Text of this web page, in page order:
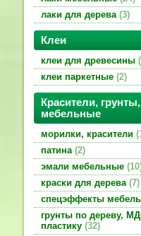
лаки для дерева 3
Клеи
клеи для древесины
клеи паркетные 2
Красители, грунты, эмали
мебельные
морилки, красители
патина 2
эмали мебельные 10
краски для дерева 7
спецэффекты
грунты по дереву,
пластику 32